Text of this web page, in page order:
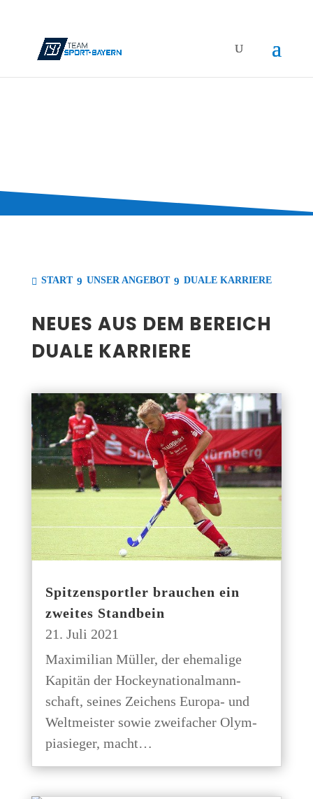
START UNSER ANGE­BOT DUA­LE KARRIERE
NEU­ES AUS DEM BEREICH
DUA­LE KARRIERE
Spit­zen­sport­ler brau­chen ein
zwei­tes Standbein
21. Juli 2021
Maxi­mi­li­an Mül­ler, der ehe­ma­li­ge
Kapi­tän der Hockey­na­tio­nal­mann­
schaft, sei­nes Zei­chens Euro­pa- und
Welt­meis­ter sowie zwei­fa­cher Olym­
pia­sie­ger, macht…